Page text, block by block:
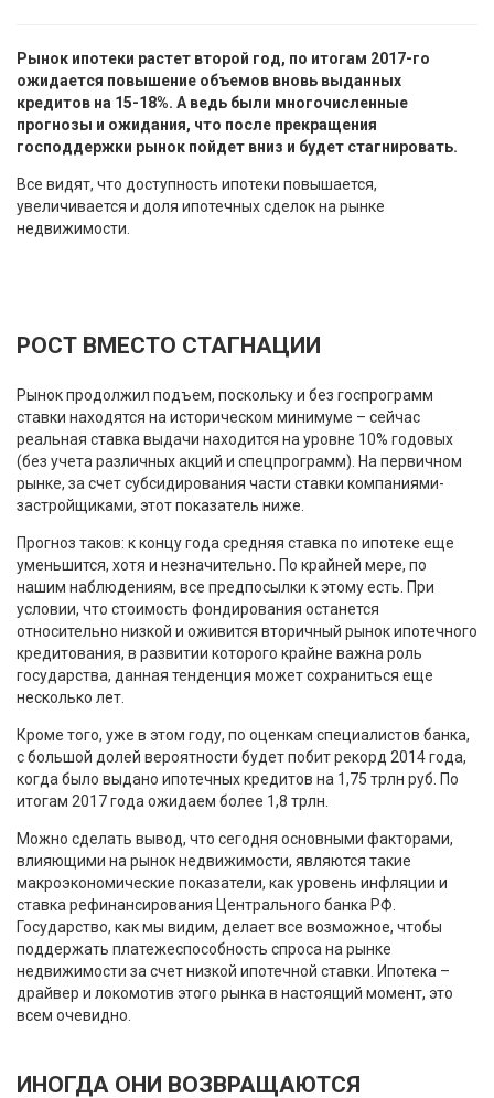
Рынок ипотеки растет второй год, по итогам 2017-го
ожидается повышение объемов вновь выданных
кредитов на 15-18%. А ведь были многочисленные
прогнозы и ожидания, что после прекращения
господдержки рынок пойдет вниз и будет стагнировать.
Все видят, что доступность ипотеки повышается,
увеличивается и доля ипотечных сделок на рынке
недвижимости.
РОСТ ВМЕСТО СТАГНАЦИИ
Рынок продолжил подъем, поскольку и без госпрограмм
ставки находятся на историческом минимуме – сейчас
реальная ставка выдачи находится на уровне 10% годовых
(без учета различных акций и спецпрограмм). На первичном
рынке, за счет субсидирования части ставки компаниями-
застройщиками, этот показатель ниже.
Прогноз таков: к концу года средняя ставка по ипотеке еще
уменьшится, хотя и незначительно. По крайней мере, по
нашим наблюдениям, все предпосылки к этому есть. При
условии, что стоимость фондирования останется
относительно низкой и оживится вторичный рынок ипотечного
кредитования, в развитии которого крайне важна роль
государства, данная тенденция может сохраниться еще
несколько лет.
Кроме того, уже в этом году, по оценкам специалистов банка,
с большой долей вероятности будет побит рекорд 2014 года,
когда было выдано ипотечных кредитов на 1,75 трлн руб. По
итогам 2017 года ожидаем более 1,8 трлн.
Можно сделать вывод, что сегодня основными факторами,
влияющими на рынок недвижимости, являются такие
макроэкономические показатели, как уровень инфляции и
ставка рефинансирования Центрального банка РФ.
Государство, как мы видим, делает все возможное, чтобы
поддержать платежеспособность спроса на рынке
недвижимости за счет низкой ипотечной ставки. Ипотека –
драйвер и локомотив этого рынка в настоящий момент, это
всем очевидно.
ИНОГДА ОНИ ВОЗВРАЩАЮТСЯ